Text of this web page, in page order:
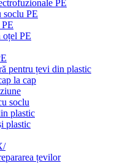
PE
soclu PE
PE
pentru țevi din plastic
la cap
soclu
plastic
plastic
țevilor